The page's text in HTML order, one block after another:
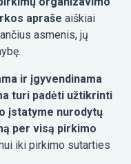
apraše aiškiai
asmenis, jų
ir įgyvendinama
turi padėti užtikrinti
įstatyme nurodytų
per visą pirkimo
iki pirkimo sutarties